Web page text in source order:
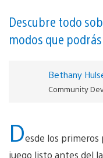
Descubre todo
modos que
Bethany
Community
Desde los
juego listo antes del